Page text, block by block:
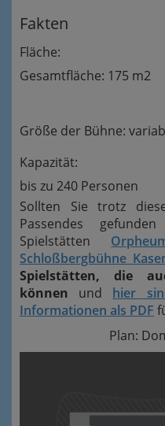
Fakten
Fläche:
Gesamtfläche: 175 m2
Größe der Bühne:
Kapazität:
bis zu 240 Personen
Sollten Sie trotz
Passendes
Spielstätten
Schloßbergbühne
Spielstätten, die
können und hier
Informationen als PDF
Plan: